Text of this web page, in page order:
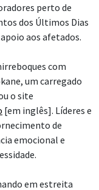
perto de
dos Últimos Dias
aos afetados.
com
um carregado
o site
[em inglês]. Líderes e
de
emocional e
em estreita